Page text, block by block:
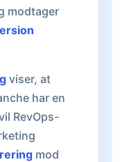
modtager
viser, at
har en
RevOps-
mod